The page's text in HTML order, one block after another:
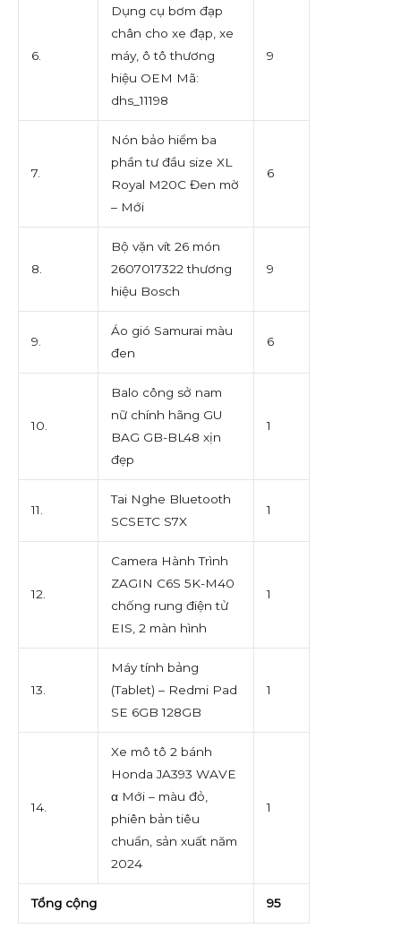
6.
Dụng cụ bơm đạp
chân cho xe đạp, xe
máy, ô tô thương
hiệu OEM Mã:
dhs_11198
9
7.
Nón bảo hiểm ba
phần tư đầu size XL
Royal M20C Đen mờ
– Mới
6
8.
Bộ vặn vít 26 món
2607017322 thương
hiệu Bosch
9
9.
Áo gió Samurai màu
đen
6
10.
Balo công sở nam
nữ chính hãng GU
BAG GB-BL48 xịn
đẹp
1
11.
Tai Nghe Bluetooth
SCSETC S7X
1
12.
Camera Hành Trình
ZAGIN C6S 5K-M40
chống rung điện tử
EIS, 2 màn hình
1
13.
Máy tính bảng
(Tablet) – Redmi Pad
SE 6GB 128GB
1
14.
Xe mô tô 2 bánh
Honda JA393 WAVE
α Mới – màu đỏ,
phiên bản tiêu
chuẩn, sản xuất năm
2024
1
Tổng cộng 95